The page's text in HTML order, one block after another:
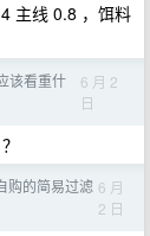
主线 0.8 ，饵料
该看重什
6 月 2
日
购的简易过滤 6 月
2 日